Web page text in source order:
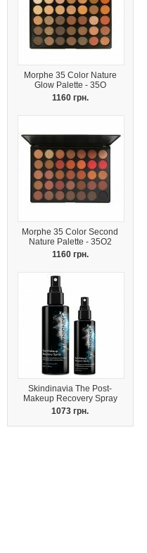
Morphe 35 Color Nature
Glow Palette - 35O
1160 грн.
Morphe 35 Color Second
Nature Palette - 35O2
1160 грн.
Skindinavia The Post-
Makeup Recovery Spray
1073 грн.